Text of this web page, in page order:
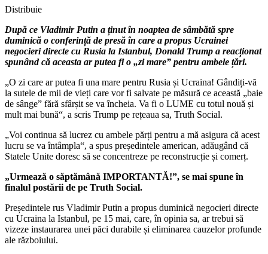
Distribuie
După ce Vladimir Putin a ținut în noaptea de sâmbătă spre
duminică o conferință de presă în care a propus Ucrainei
negocieri directe cu Rusia la Istanbul, Donald Trump a reacționat
spunând că aceasta ar putea fi o „zi mare” pentru ambele țări.
„O zi care ar putea fi una mare pentru Rusia și Ucraina! Gândiți-vă
la sutele de mii de vieți care vor fi salvate pe măsură ce această „baie
de sânge” fără sfârșit se va încheia. Va fi o LUME cu totul nouă și
mult mai bună“, a scris Trump pe rețeaua sa, Truth Social.
„Voi continua să lucrez cu ambele părți pentru a mă asigura că acest
lucru se va întâmpla“, a spus președintele american, adăugând că
Statele Unite doresc să se concentreze pe reconstrucție și comerț.
„Urmează o săptămână IMPORTANTĂ!”, se mai spune în
finalul postării de pe Truth Social.
Președintele rus Vladimir Putin a propus duminică negocieri directe
cu Ucraina la Istanbul, pe 15 mai, care, în opinia sa, ar trebui să
vizeze instaurarea unei păci durabile și eliminarea cauzelor profunde
ale războiului.